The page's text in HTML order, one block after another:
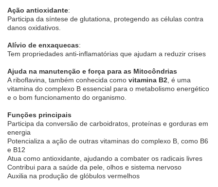
Ação antioxidante:
Participa da síntese de glutationa, protegendo as células contra
danos oxidativos.
Alívio de enxaquecas:
Tem propriedades anti-inflamatórias que ajudam a reduzir crises
Ajuda na manutenção e força para as Mitocôndrias
A riboflavina, também conhecida como vitamina B2 , é uma
vitamina do complexo B essencial para o metabolismo energético
e o bom funcionamento do organismo.
Funções principais
Participa da conversão de carboidratos, proteínas e gorduras em
energia
Potencializa a ação de outras vitaminas do complexo B, como B6
e B12
Atua como antioxidante, ajudando a combater os radicais livres
Contribui para a saúde da pele, olhos e sistema nervoso
Auxilia na produção de glóbulos vermelhos